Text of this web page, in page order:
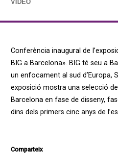
VÍDEO
Conferència inaugural de
BIG a Barcelona». BIG té seu a
un enfocament al sud d’Europa,
exposició mostra una selecció
Barcelona en fase de disseny,
dins dels primers cinc anys de
Comparteix